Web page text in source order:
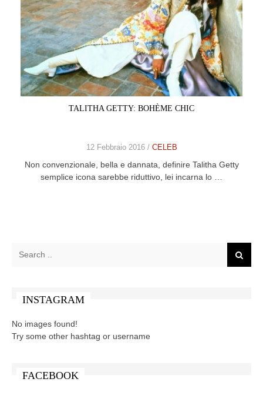
TRAVEL
PARTIES
CELEB
TALITHA GETTY: BOHÈME CHIC
12 Febbraio 2016 / CELEB
Non convenzionale, bella e dannata, definire Talitha Getty
semplice icona sarebbe riduttivo, lei incarna lo …
INSTAGRAM
No images found!
Try some other hashtag or username
FACEBOOK